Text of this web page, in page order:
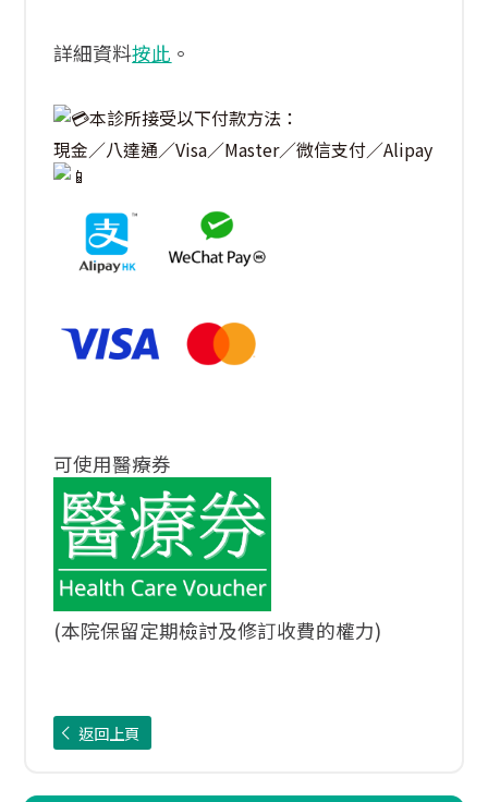
詳細資料按此 。
本診所接受以下付款方法：
現金／八達通／Visa／Master／微信支付／Alipay
可使用醫療券
(本院保留定期檢討及修訂收費的權力)
返回上頁